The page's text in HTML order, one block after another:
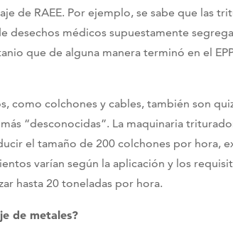
de RAEE. Por ejemplo, se sabe que las
desechos médicos supuestamente
que de alguna manera terminó en el
como colchones y cables, también son
“desconocidas”. La maquinaria
el tamaño de 200 colchones por hora,
varían según la aplicación y los
hasta 20 toneladas por hora.
de metales?